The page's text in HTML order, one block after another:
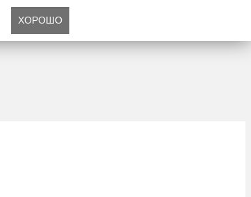
ХОРОШО